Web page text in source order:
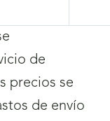
de
precios se
de envío